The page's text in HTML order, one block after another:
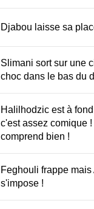
Djabou laisse sa
Slimani sort sur une
choc dans le bas du
Halilhodzic est à
c'est assez comique
comprend bien !
Feghouli frappe mais
s'impose !